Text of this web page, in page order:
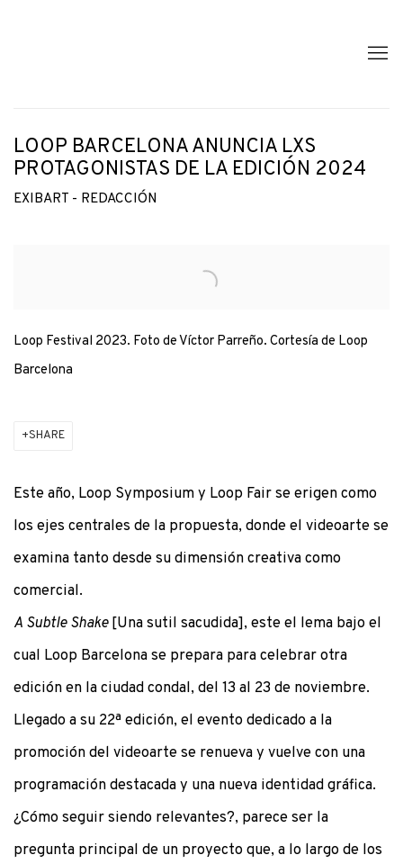
LOOP BARCELONA ANUNCIA LXS
PROTAGONISTAS DE LA EDICIÓN 2024
EXIBART - REDACCIÓN
Loop Festival 2023. Foto de Víctor Parreño. Cortesía de Loop
Barcelona
SHARE
Este año, Loop Symposium y Loop Fair se erigen como
los ejes centrales de la propuesta, donde el videoarte se
examina tanto desde su dimensión creativa como
comercial.
A Subtle Shake[Una sutil sacudida], este el lema bajo el
cual Loop Barcelona se prepara para celebrar otra
edición en la ciudad condal, del 13 al 23 de noviembre.
Llegado a su 22ª edición, el evento dedicado a la
promoción del videoarte se renueva y vuelve con una
programación destacada y una nueva identidad gráfica.
¿Cómo seguir siendo relevantes?, parece ser la
pregunta principal de un proyecto que, a lo largo de los